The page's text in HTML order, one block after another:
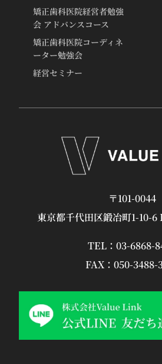
矯正歯科医院経営者勉強
会 アドバンスコース
矯正歯科医院コーディネ
ーター勉強会
経営セミナー
〒101-0044
東京都千代田区鍛冶町1-10-
TEL： 03-6868-
FAX：050-3488-